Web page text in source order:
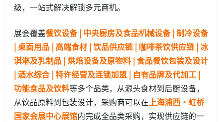
级，一站式解决解锁多元商机。
展会覆盖餐饮设备 | 中央厨房及食品机械设备 | 制冷设备
| 桌面用品 | 高端食材 | 饮品供应链 | 咖啡茶饮供应链 | 冰
淇淋及乳制品 | 烘焙设备及原物料 | 食品餐饮包装及设计
| 酒水综合 | 特许经营及连锁加盟 | 自有品牌及代加工 |
功能食品及饮料等多个品类，从源头食材到后厨设备，
从饮品原料到包装设计，采购商可以在上海浦西·虹桥
国家会展中心展馆内完成全品类采购，实现供应链的一